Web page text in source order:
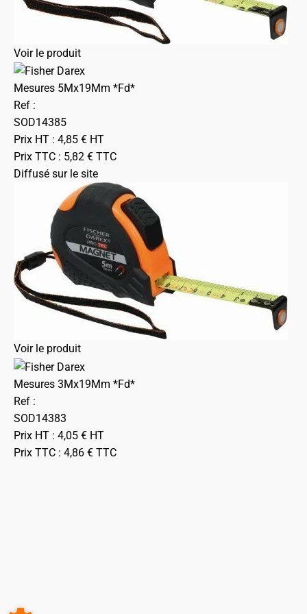
Voir le produit
Mesures 5Mx19Mm *Fd*
Ref :
SOD14385
Prix HT : 4,85 € HT
Prix TTC : 5,82 € TTC
Diffusé sur le site
Voir le produit
Mesures 3Mx19Mm *Fd*
Ref :
SOD14383
Prix HT : 4,05 € HT
Prix TTC : 4,86 € TTC